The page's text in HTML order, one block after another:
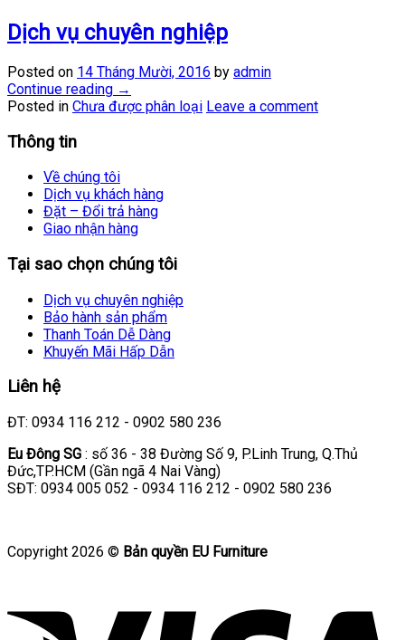
Dịch vụ chuyên nghiệp
Posted on 14 Tháng Mười, 2016 by admin
Continue reading →
Posted in Chưa được phân loại Leave a comment
Thông tin
Về chúng tôi
Dịch vụ khách hàng
Đặt – Đổi trả hàng
Giao nhận hàng
Tại sao chọn chúng tôi
Dịch vụ chuyên nghiệp
Bảo hành sản phẩm
Thanh Toán Dễ Dàng
Khuyến Mãi Hấp Dẫn
Liên hệ
ĐT: 0934 116 212 - 0902 580 236
Eu Đông SG : số 36 - 38 Đường Số 9, P.Linh Trung, Q.Thủ
Đức,TP.HCM (Gần ngã 4 Nai Vàng)
SĐT: 0934 005 052 - 0934 116 212 - 0902 580 236
Copyright 2026 © Bản quyền EU Furniture